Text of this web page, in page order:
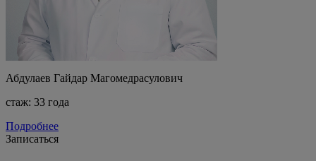
Абдулаев Гайдар Магомедрасулович
стаж: 33 года
Подробнее
Записаться